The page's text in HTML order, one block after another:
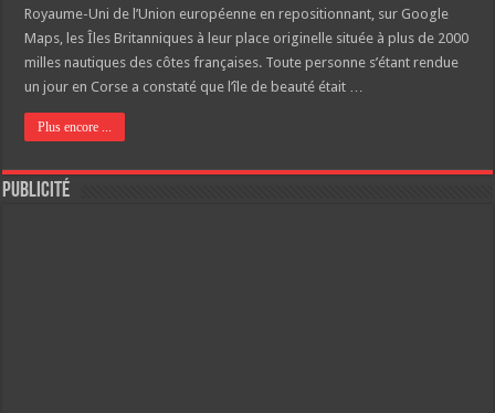
Royaume-Uni de l’Union européenne en repositionnant, sur Google
Maps, les Îles Britanniques à leur place originelle située à plus de 2000
milles nautiques des côtes françaises. Toute personne s’étant rendue
un jour en Corse a constaté que l’île de beauté était …
Plus encore ...
Publicité